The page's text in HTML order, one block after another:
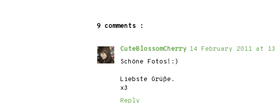
9 comments :
CuteBlossomCherry 14 February 2011 at
Schöne Fotos!:)
Liebste Grüße.
x3
Reply